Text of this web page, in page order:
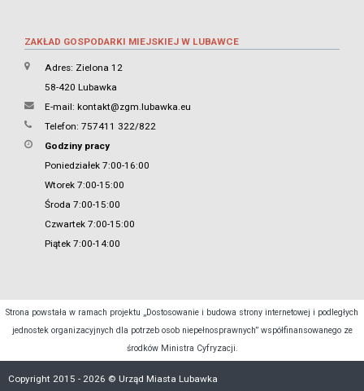
ZAKŁAD GOSPODARKI MIEJSKIEJ W LUBAWCE
Adres: Zielona 12
58-420 Lubawka
E-mail: kontakt@zgm.lubawka.eu
Telefon: 757411 322/822
Godziny pracy
Poniedziałek 7:00-16:00
Wtorek 7:00-15:00
Środa 7:00-15:00
Czwartek 7:00-15:00
Piątek 7:00-14:00
Strona powstała w ramach projektu „Dostosowanie i budowa strony internetowej i podległych
jednostek organizacyjnych dla potrzeb osob niepełnosprawnych” współfinansowanego ze
środków Ministra Cyfryzacji.
Copyright 2015 - 2026 © Urząd Miasta Lubawka